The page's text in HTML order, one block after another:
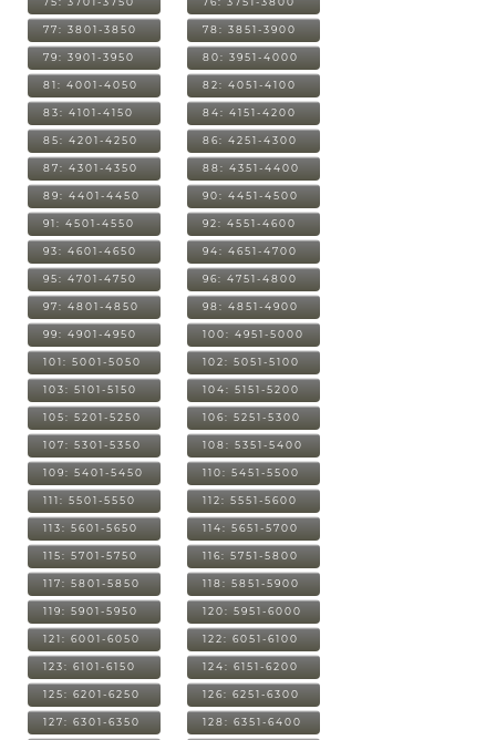
77: 3801-3850 78: 3851-3900
79: 3901-3950 80: 3951-4000
81: 4001-4050 82: 4051-4100
83: 4101-4150 84: 4151-4200
85: 4201-4250 86: 4251-4300
87: 4301-4350 88: 4351-4400
89: 4401-4450 90: 4451-4500
91: 4501-4550 92: 4551-4600
93: 4601-4650 94: 4651-4700
95: 4701-4750 96: 4751-4800
97: 4801-4850 98: 4851-4900
99: 4901-4950 100: 4951-5000
101: 5001-5050 102: 5051-5100
103: 5101-5150 104: 5151-5200
105: 5201-5250 106: 5251-5300
107: 5301-5350 108: 5351-5400
109: 5401-5450 110: 5451-5500
111: 5501-5550 112: 5551-5600
113: 5601-5650 114: 5651-5700
115: 5701-5750 116: 5751-5800
117: 5801-5850 118: 5851-5900
119: 5901-5950 120: 5951-6000
121: 6001-6050 122: 6051-6100
123: 6101-6150 124: 6151-6200
125: 6201-6250 126: 6251-6300
127: 6301-6350 128: 6351-6400